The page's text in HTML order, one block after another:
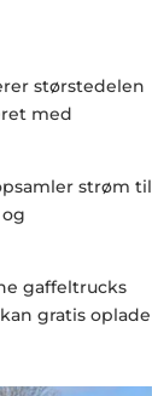
størstedelen
med
strøm til
gaffeltrucks
gratis oplade